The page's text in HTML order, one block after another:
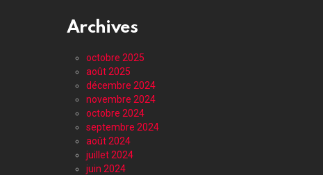
Archives
octobre 2025
août 2025
décembre 2024
novembre 2024
octobre 2024
septembre 2024
août 2024
juillet 2024
juin 2024